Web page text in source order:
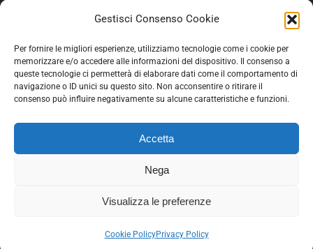
Gestisci Consenso Cookie
Per fornire le migliori esperienze, utilizziamo tecnologie come i cookie per
memorizzare e/o accedere alle informazioni del dispositivo. Il consenso a
queste tecnologie ci permetterà di elaborare dati come il comportamento di
navigazione o ID unici su questo sito. Non acconsentire o ritirare il
consenso può influire negativamente su alcune caratteristiche e funzioni.
Accetta
Nega
Visualizza le preferenze
Cookie PolicyPrivacy Policy
Soggetto Erogante
Somma Incassata
Agenzia delle Entrate
49.338,00 €
Agenzia delle Entrate
49.338,00 €
M.I.S.E
935,34 €
Gli altri aiuti di Stato sono consultabili sul REGISTRO NAZIONALE
--